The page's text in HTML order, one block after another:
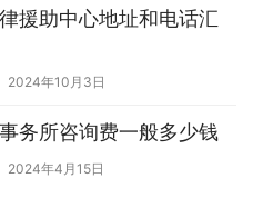
援助中心地址和电话汇
2024年10月3日
务所咨询费一般多少钱
2024年4月15日